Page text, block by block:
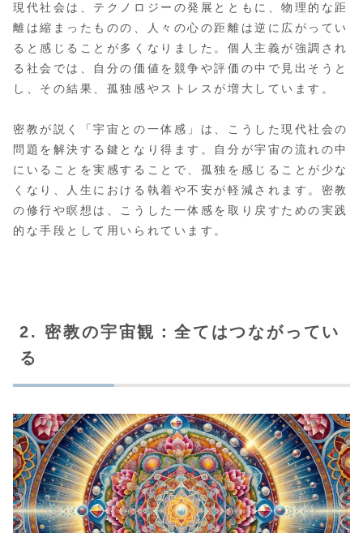
現代社会は、テクノロジーの発展とともに、物理的な距
離は縮まったものの、人々の心の距離は逆に広がってい
ると感じることが多くなりました。個人主義が強調され
る社会では、自分の価値を競争や評価の中で見出そうと
し、その結果、孤独感やストレスが増大しています。
密教が説く「宇宙との一体感」は、こうした現代社会の
問題を解決する鍵となり得ます。自分が宇宙の流れの中
にいることを実感することで、孤独を感じることが少な
くなり、人生における執着や不安が軽減されます。密教
の修行や瞑想は、こうした一体感を取り戻すための実践
的な手段として用いられています。
2. 密教の宇宙観：全てはつながってい
る